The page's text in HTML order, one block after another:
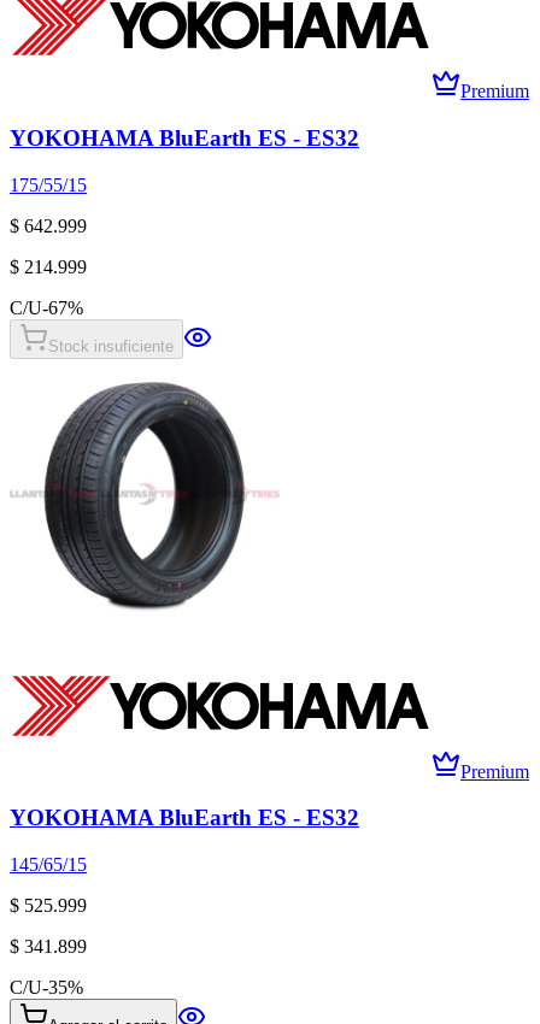
Premium
YOKOHAMA BluEarth ES - ES32
175/55/15
$ 642.999
$ 214.999
C/U-67%
Stock insuficiente
Premium
YOKOHAMA BluEarth ES - ES32
145/65/15
$ 525.999
$ 341.899
C/U-35%